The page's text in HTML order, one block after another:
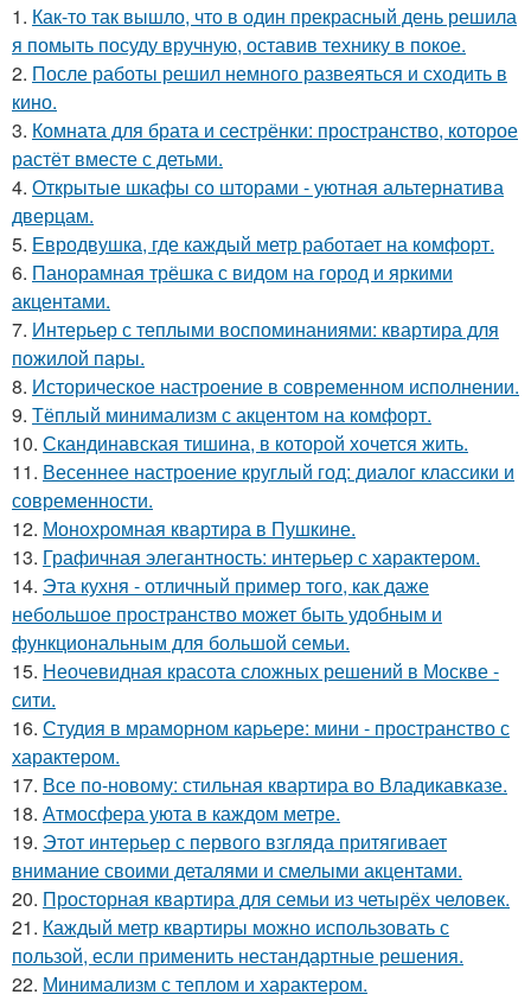
1. Как-то так вышло, что в один прекрасный день решила
я помыть посуду вручную, оставив технику в покое.
2. После работы решил немного развеяться и сходить в
кино.
3. Комната для брата и сестрёнки: пространство, которое
растёт вместе с детьми.
4. Открытые шкафы со шторами - уютная альтернатива
дверцам.
5. Евродвушка, где каждый метр работает на комфорт.
6. Панорамная трёшка с видом на город и яркими
акцентами.
7. Интерьер с теплыми воспоминаниями: квартира для
пожилой пары.
8. Историческое настроение в современном исполнении.
9. Тёплый минимализм с акцентом на комфорт.
10. Скандинавская тишина, в которой хочется жить.
11. Весеннее настроение круглый год: диалог классики и
современности.
12. Монохромная квартира в Пушкине.
13. Графичная элегантность: интерьер с характером.
14. Эта кухня - отличный пример того, как даже
небольшое пространство может быть удобным и
функциональным для большой семьи.
15. Неочевидная красота сложных решений в Москве -
сити.
16. Студия в мраморном карьере: мини - пространство с
характером.
17. Все по-новому: стильная квартира во Владикавказе.
18. Атмосфера уюта в каждом метре.
19. Этот интерьер с первого взгляда притягивает
внимание своими деталями и смелыми акцентами.
20. Просторная квартира для семьи из четырёх человек.
21. Каждый метр квартиры можно использовать с
пользой, если применить нестандартные решения.
22. Минимализм с теплом и характером.